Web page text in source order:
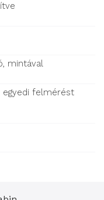
mintával
egyedi felmérést